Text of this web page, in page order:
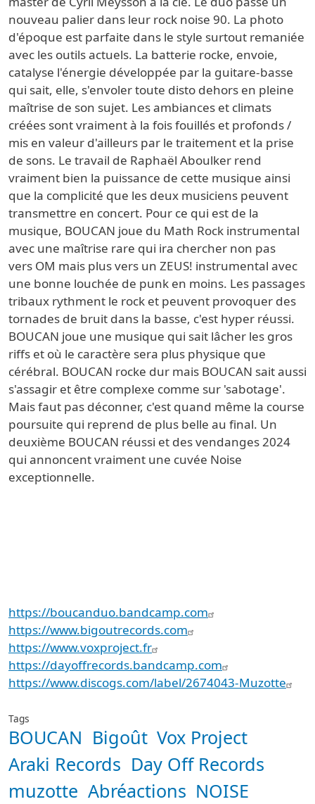
nouveau palier dans leur rock noise 90. La photo
d'époque est parfaite dans le style surtout remaniée
avec les outils actuels. La batterie rocke, envoie,
catalyse l'énergie développée par la guitare-basse
qui sait, elle, s'envoler toute disto dehors en pleine
maîtrise de son sujet. Les ambiances et climats
créées sont vraiment à la fois fouillés et profonds /
mis en valeur d'ailleurs par le traitement et la prise
de sons. Le travail de Raphaël Aboulker rend
vraiment bien la puissance de cette musique ainsi
que la complicité que les deux musiciens peuvent
transmettre en concert. Pour ce qui est de la
musique, BOUCAN joue du Math Rock instrumental
avec une maîtrise rare qui ira chercher non pas
vers OM mais plus vers un ZEUS! instrumental avec
une bonne louchée de punk en moins. Les passages
tribaux rythment le rock et peuvent provoquer des
tornades de bruit dans la basse, c'est hyper réussi.
BOUCAN joue une musique qui sait lâcher les gros
riffs et où le caractère sera plus physique que
cérébral. BOUCAN rocke dur mais BOUCAN sait aussi
s'assagir et être complexe comme sur 'sabotage'.
Mais faut pas déconner, c'est quand même la course
poursuite qui reprend de plus belle au final. Un
deuxième BOUCAN réussi et des vendanges 2024
qui annoncent vraiment une cuvée Noise
exceptionnelle.
https://boucanduo.bandcamp.com
https://www.bigoutrecords.com
https://www.voxproject.fr
https://dayoffrecords.bandcamp.com
https://www.discogs.com/label/2674043-Muzotte
Tags
BOUCAN Bigoût Vox Project
Araki Records Day Off Records
muzotte Abréactions NOISE